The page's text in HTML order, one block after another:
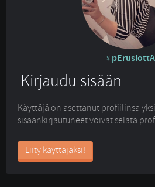
Kirjaudu sisään
Käyttäjä on asettanut profiilinsa
sisäänkirjautuneet voivat selata
Liity käyttäjäksi!